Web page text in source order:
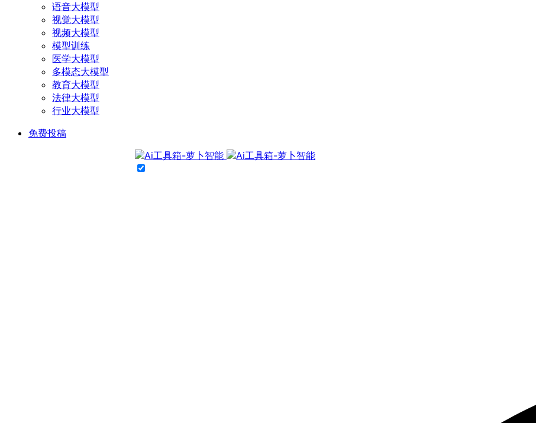
语音大模型
视觉大模型
视频大模型
模型训练
医学大模型
多模态大模型
教育大模型
法律大模型
行业大模型
免费投稿